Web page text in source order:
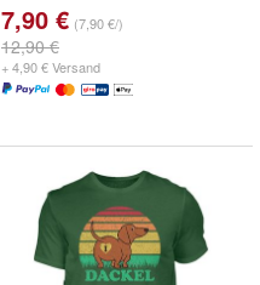
7,90 € (7,90 €/)
12,90 €
+ 4,90 € Versand